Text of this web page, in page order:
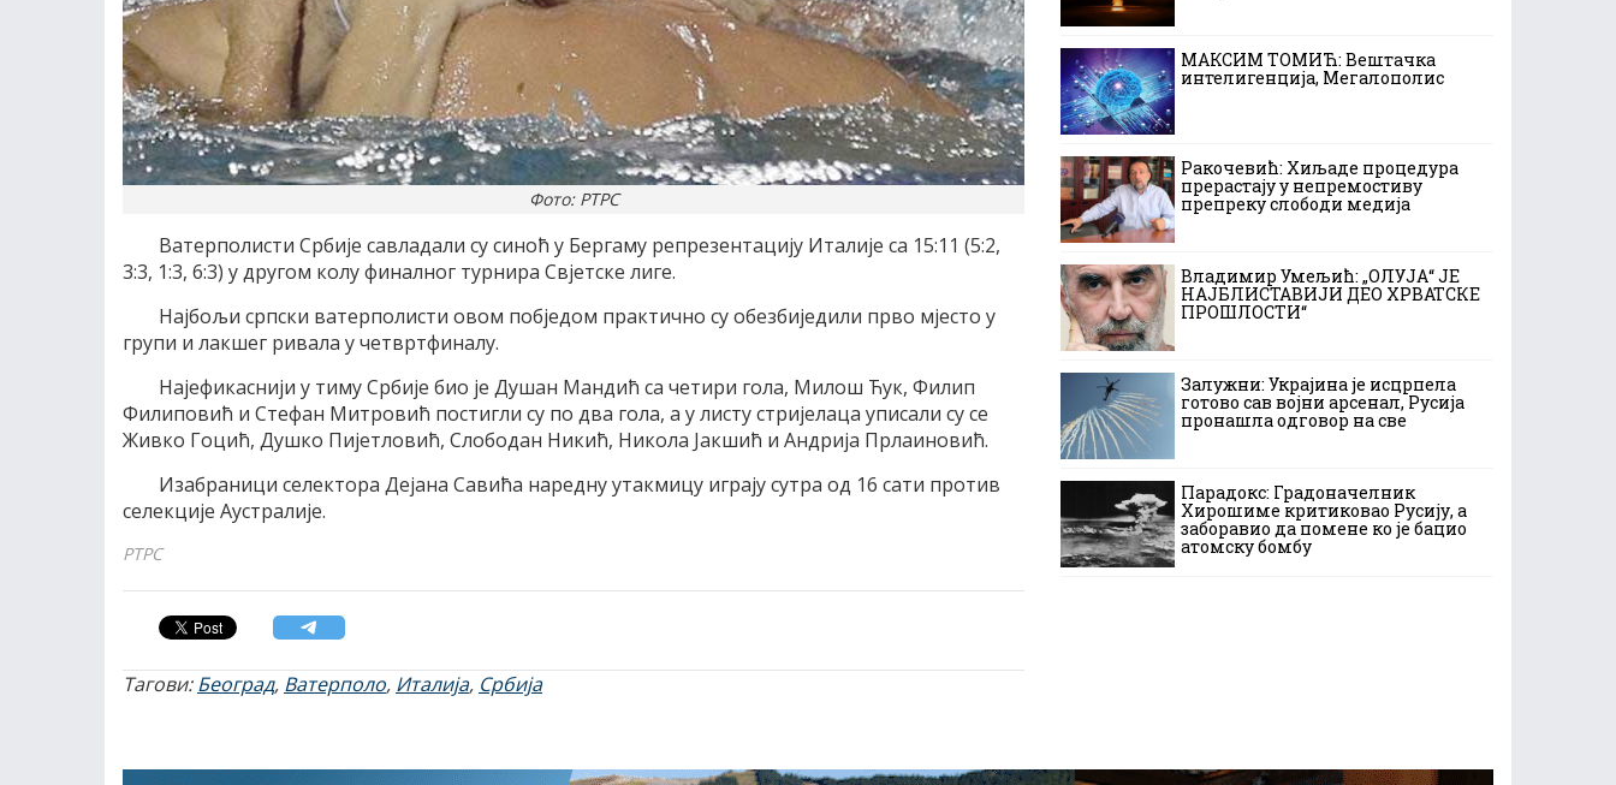
Фото: РТРС
Ватерполисти Србије савладали су синоћ у Бергаму репрезентацију Италије са 15:11 (5:2,
3:3, 1:3, 6:3) у другом колу финалног турнира Свјетске лиге.
Најбољи српски ватерполисти овом побједом практично су обезбиједили прво мјесто у
групи и лакшег ривала у четвртфиналу.
Најефикаснији у тиму Србије био је Душан Мандић са четири гола, Милош Ћук, Филип
Филиповић и Стефан Митровић постигли су по два гола, а у листу стријелаца уписали су се
Живко Гоцић, Душко Пијетловић, Слободан Никић, Никола Јакшић и Андрија Прлаиновић.
Изабраници селектора Дејана Савића наредну утакмицу играју сутра од 16 сати против
селекције Аустралије.
РТРС
Тагови:Београд, Ватерполо, Италија, Србија
МАКСИМ ТОМИЋ: Вештачка
интелигенција, Мегалополис
Ракочевић: Хиљаде процедура
прерастају у непремостиву
препреку слободи медија
Владимир Умељић: „ОЛУЈА“ ЈЕ
НАЈБЛИСТАВИЈИ ДЕО ХРВАТСКЕ
ПРОШЛОСТИ“
Залужни: Украјина је исцрпела
готово сав војни арсенал, Русија
пронашла одговор на све
Парадокс: Градоначелник
Хирошиме критиковао Русију, а
заборавио да помене ко је бацио
атомску бомбу